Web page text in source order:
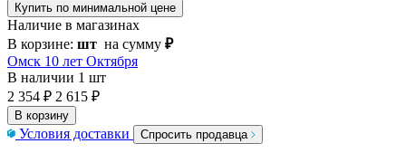
Купить по минимальной цене
Наличие в магазинах
В корзине: шт на сумму ₽
Омск 10 лет Октября
В наличии 1 шт
2 354 ₽ 2 615 ₽
В корзину
Условия доставки Спросить продавца